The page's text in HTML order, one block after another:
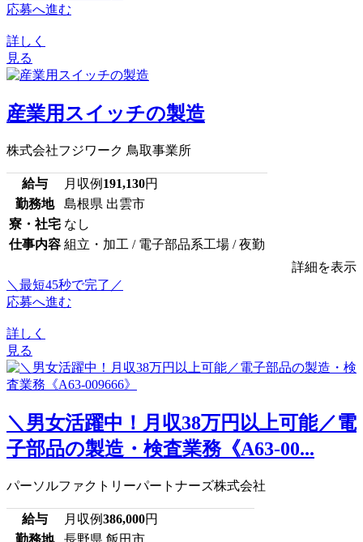
応募へ進む
詳しく
見る
産業用スイッチの製造
株式会社フジワーク 鳥取事業所
給与 月収例 191,130円
勤務地
島根県 出雲市
寮・社宅 なし
仕事内容 組立・加工 / 電子部品系工場 / 夜勤
詳細を表示
＼最短45秒で完了／
応募へ進む
詳しく
見る
＼男女活躍中！月収38万円以上可能／電
子部品の製造・検査業務《A63-00...
パーソルファクトリーパートナーズ株式会社
給与 月収例386,000円
勤務地
長野県 飯田市